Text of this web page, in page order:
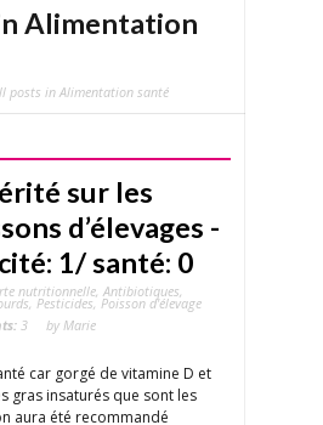
Alimentation
posts in Alimentation santé
sur les
d’élevages -
1/ santé: 0
nutritionnelle, Antibiotiques,
, Pesticides, Poisson d'élevage
3 by Marie
car gorgé de vitamine D et
gras insaturés que sont les
aura été recommandé